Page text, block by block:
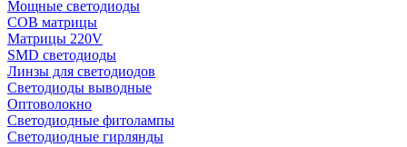
Мощные светодиоды
COB матрицы
Матрицы 220V
SMD светодиоды
Линзы для светодиодов
Светодиоды выводные
Оптоволокно
Светодиодные фитолампы
Светодиодные гирлянды